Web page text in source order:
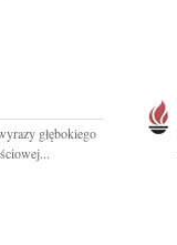
głębokiego